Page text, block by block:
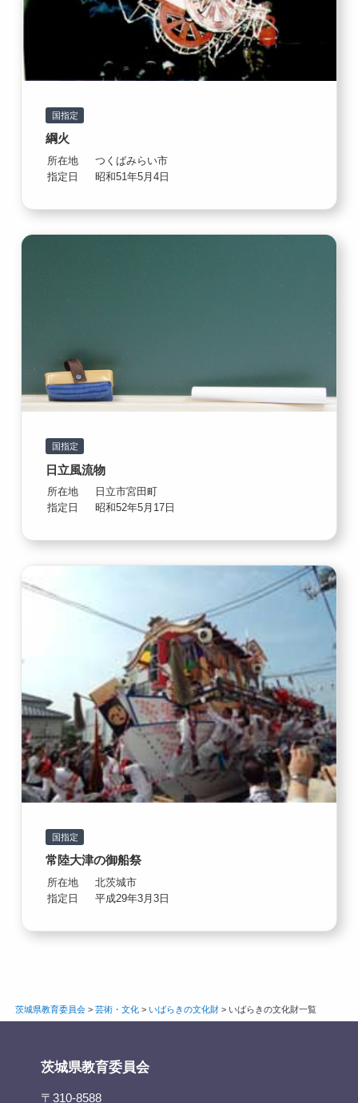
国指定
綱火
所在地
つくばみらい市
指定日
昭和51年5月4日
国指定
日立風流物
所在地
日立市宮田町
指定日
昭和52年5月17日
国指定
常陸大津の御船祭
所在地
北茨城市
指定日
平成29年3月3日
茨城県教育委員会> 芸術・文化> いばらきの文化財> いばらきの文化財一覧
茨城県教育委員会
〒310-8588